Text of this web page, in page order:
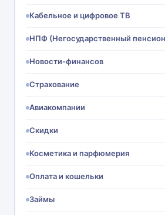
Кабельное и цифровое ТВ
НПФ (Негосударственный
Новости-финансов
Страхование
Авиакомпании
Скидки
Косметика и парфюмерия
Оплата и кошельки
Займы